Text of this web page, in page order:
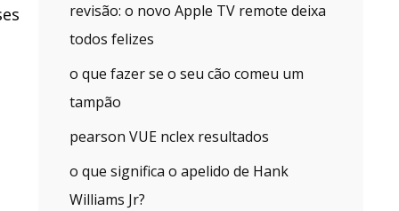
revisão: o novo Apple TV remote deixa
todos felizes
o que fazer se o seu cão comeu um
tampão
pearson VUE nclex resultados
o que significa o apelido de Hank
Williams Jr?